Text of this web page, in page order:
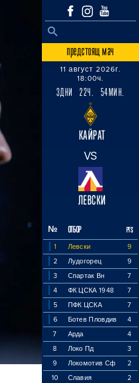
Search
SEARCH BUTTON
предстоящ мач
11 август 2026г.
18:00ч.
3ДНИ 22Ч. 54МИН.
КАЙРАТ
VS
ЛЕВСКИ
№ ОТБОР PTS
1 Левски
9
2
Лудогорец
9
3
Спартак Вн
7
4
ФК ЦСКА 1948
7
5
ПФК ЦСКА
7
6
Ботев Пловдив
4
7
Арда
4
8
Локо Пд
3
9
Локомотив Сф
2
10
Славия 2